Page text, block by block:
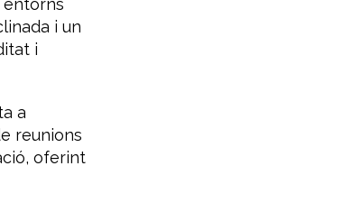
entorns
i un
i
a
reunions
oferint